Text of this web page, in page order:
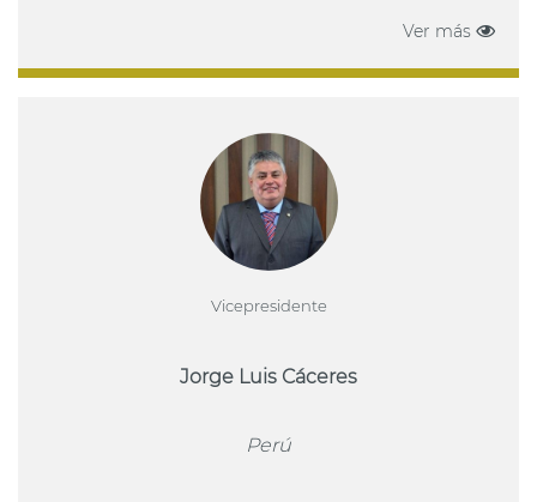
Ver más
Vicepresidente
Jorge Luis Cáceres
Perú